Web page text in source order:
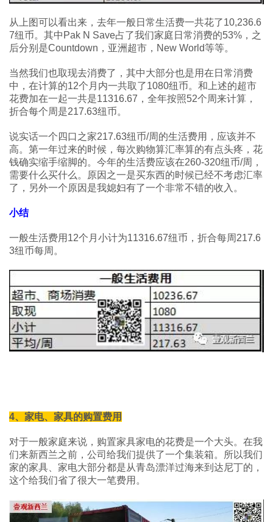
从上图可以看出来，去年一般日常生活费一共花了10,236.6
7纽币。其中Pak N Save占了我们家庭日常消费的53%，之
后分别是Countdown，亚洲超市，New World等等。
当然我们也取现去消费了，其中大部分也是用在日常消费
中，在计算的12个月内一共取了1080纽币。和上述的超市
花费加在一起一共是11316.67，全年按照52个周来计算，
折合每个周是217.63纽币。
说实话一个四口之家217.63纽币/周的生活费用，应该并不
高。第一年过来的时候，每次购物算汇率算的有点头疼，花
钱确实缩手缩脚的。今年的生活费应该在260-320纽币/周，
需要什么买什么。原因之一是买东西的时候已经不考虑汇率
了，另外一个原因是我媳妇有了一个非常不错的收入。
小结
一般生活费用12个月小计为11316.67纽币，折合每周217.6
3纽币每周。
4、家电、家具的购置费用
对于一般家庭来说，购置家具家电的花费是一个大头。在我
们来新西兰之前，公司给我们提供了一个集装箱。所以我们
家的家具、家电大部分都是从青岛漂洋过海来到达尼丁的，
这个给我们省了很大一笔费用。